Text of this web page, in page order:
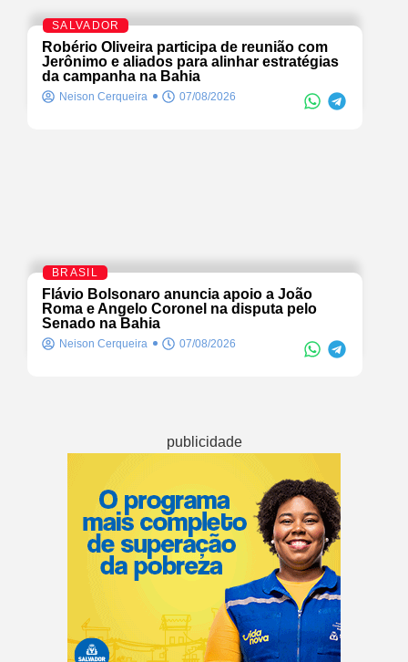
SALVADOR
Robério Oliveira participa de reunião com
Jerônimo e aliados para alinhar estratégias
da campanha na Bahia
Neison Cerqueira 07/08/2026
BRASIL
Flávio Bolsonaro anuncia apoio a João
Roma e Angelo Coronel na disputa pelo
Senado na Bahia
Neison Cerqueira 07/08/2026
publicidade